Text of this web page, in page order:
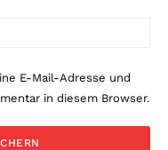
E-Mail-Adresse und
in diesem Browser.